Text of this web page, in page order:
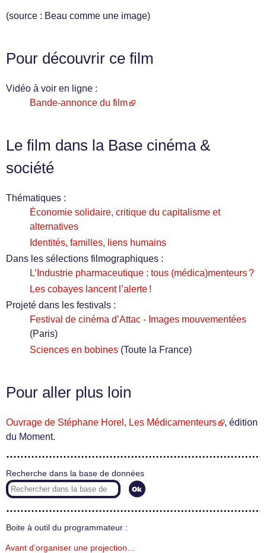
(source : Beau comme une image)
Pour découvrir ce film
Vidéo à voir en ligne :
Bande-annonce du film
Le film dans la Base cinéma &
société
Thématiques :
Économie solidaire, critique du capitalisme et
alternatives
Identités, familles, liens humains
Dans les sélections filmographiques :
L’Industrie pharmaceutique : tous (médica)menteurs ?
Les cobayes lancent l’alerte !
Projeté dans les festivals :
Festival de cinéma d’Attac - Images mouvementées
(Paris)
Sciences en bobines (Toute la France)
Pour aller plus loin
Ouvrage de Stéphane Horel, Les Médicamenteurs
, édition
du Moment.
Recherche dans la base de données
Boite à outil du programmateur :
Avant d’organiser une projection…